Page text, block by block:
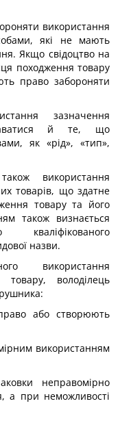
використання
які не мають
Якщо свідоцтво на
походження товару
право забороняти
зазначення
й те, що
як «рід», «тип»,
використання
товарів, що здатне
товару та його
також визнається
кваліфікованого
назви.
використання
володілець
або створюють
використанням
неправомірно
а при неможливості